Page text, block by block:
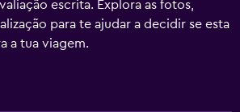
escrita. Explora as fotos,
para te ajudar a decidir se esta
a tua viagem.